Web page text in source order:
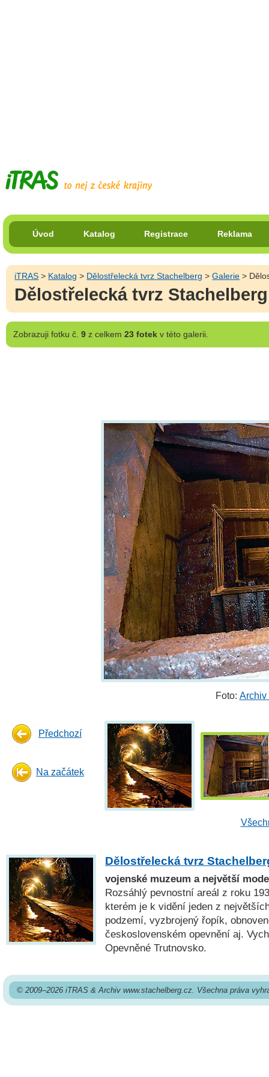
Úvod Katalog Registrace Reklama
iTRAS > Katalog > Dělostřelecká tvrz Stachelberg >Galerie >
Dělostřelecká tvrz
Zobrazujifotku č. 9z celkem 23 fotekv této galerii.
Foto: Archiv
Předchozí
Na začátek
Dělostřelecká tvrz
vojenské muzeum a největší
Rozsáhlý pevnostní areál z roku
kterém je k vidění jeden z
podzemí, vyzbrojený řopík,
československém opevnění aj.
Opevněné Trutnovsko.
© 2009–2026 iTRAS & Archiv www.stachelberg.cz. Všechna práva